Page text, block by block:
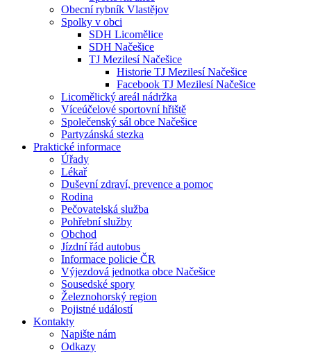
Obecní rybník Vlastějov
Spolky v obci
SDH Licomělice
SDH Načešice
TJ Mezilesí Načešice
Historie TJ Mezilesí Načešice
Facebook TJ Mezilesí Načešice
Licomělický areál nádržka
Víceúčelové sportovní hřiště
Společenský sál obce Načešice
Partyzánská stezka
Praktické informace
Úřady
Lékař
Duševní zdraví, prevence a pomoc
Rodina
Pečovatelská služba
Pohřební služby
Obchod
Jízdní řád autobus
Informace policie ČR
Výjezdová jednotka obce Načešice
Sousedské spory
Železnohorský region
Pojistné událostí
Kontakty
Napište nám
Odkazy